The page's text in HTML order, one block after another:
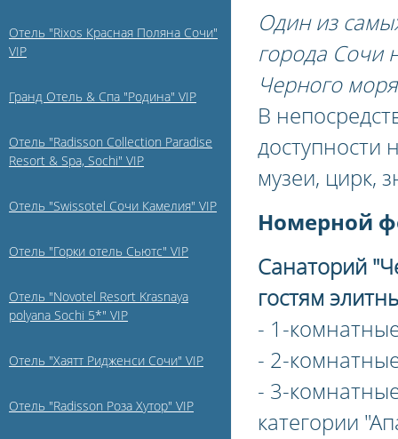
Отель "Rixos Красная Поляна Сочи"
VIP
Гранд Отель & Спа "Родина" VIP
Отель "Radisson Collection Paradise
Resort & Spa, Sochi" VIP
Отель "Swissotel Сочи Камелия" VIP
Отель "Горки отель Сьютс" VIP
Отель "Novotel Resort Krasnaya
polyana Sochi 5*" VIP
Отель "Хаятт Ридженси Сочи" VIP
Отель "Radisson Роза Хутор" VIP
Один из
города Сочи
Черного
В
доступности
музеи, цирк,
Номерной
Санаторий
гостям
- 1-
- 2-
- 3-
категории